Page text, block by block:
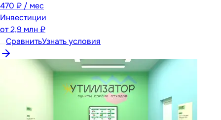
470 ₽ / мес
Инвестиции
от2,9 млн ₽
СравнитьУзнать условия